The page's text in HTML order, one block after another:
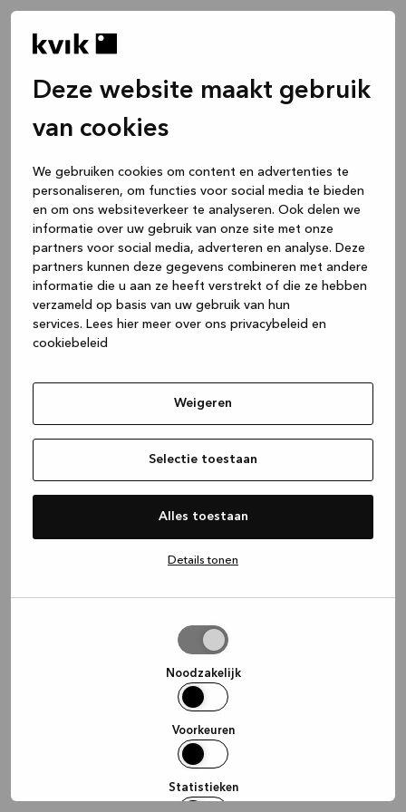
Deze website maakt gebruik
van cookies
We gebruiken cookies om content en advertenties te
personaliseren, om functies voor social media te bieden
en om ons websiteverkeer te analyseren. Ook delen we
informatie over uw gebruik van onze site met onze
partners voor social media, adverteren en analyse. Deze
partners kunnen deze gegevens combineren met andere
informatie die u aan ze heeft verstrekt of die ze hebben
verzameld op basis van uw gebruik van hun
services. Lees hier meer over ons privacybeleid en
cookiebeleid
Weigeren
Selectie toestaan
Alles toestaan
Details tonen
Noodzakelijk
Voorkeuren
Statistieken
(see the browser console for more
information).